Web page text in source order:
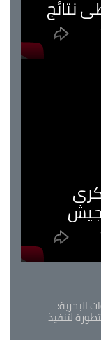
لتنفيذ